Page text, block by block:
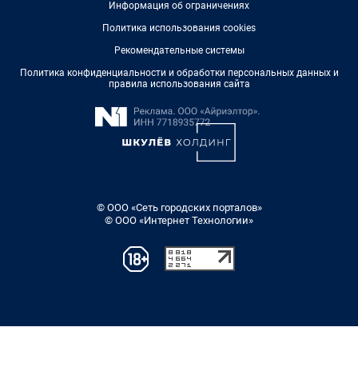
Информация об ограничениях
Политика использования cookies
Рекомендательные системы
Политика конфиденциальности и обработки персональных данных и
правила использования сайта
© ООО «Сеть городских порталов»
© ООО «Интернет Технологии»